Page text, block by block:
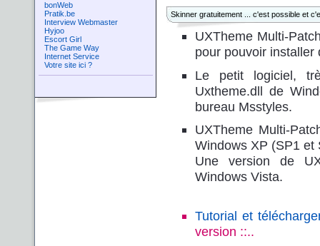
bonWeb
Pratik.be
Interview Webmaster
Hyjoo
Escort Girl
The Game Way
Internet Service
Votre site ici ?
Skinner gratuitement ... c'est possible et
UXTheme Multi-
pour pouvoir installer
Le petit logiciel,
Uxtheme.dll de
bureau Msstyles.
UXTheme Multi-
Windows XP (SP1 et
Une version de
Windows Vista.
Tutorial et
version ::..